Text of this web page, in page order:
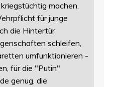
machen,
für junge
die Hintertür
schleifen,
umfunktionieren -
für die "Putin"
genug, die